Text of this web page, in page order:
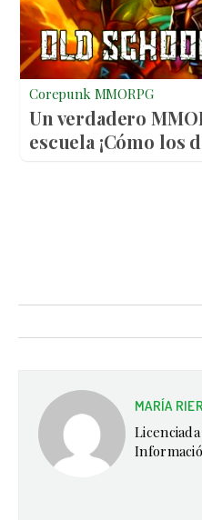
Corepunk MMORPG
Un verdadero
escuela ¡Cómo los
MARÍA